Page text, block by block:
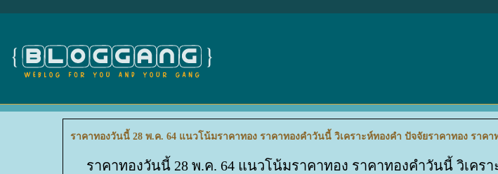
ราคาทองวันนี้ 28 พ.ค. 64 แนวโน้มราคาทอง ราคาทองคำวันนี้ วิเคราะห์ทองคำ ปัจจัยราคาทอง ราคา
ราคาทองวันนี้ 28 พ.ค. 64 แนวโน้มราคาทอง ราคาทองคำวันนี้ วิเคร